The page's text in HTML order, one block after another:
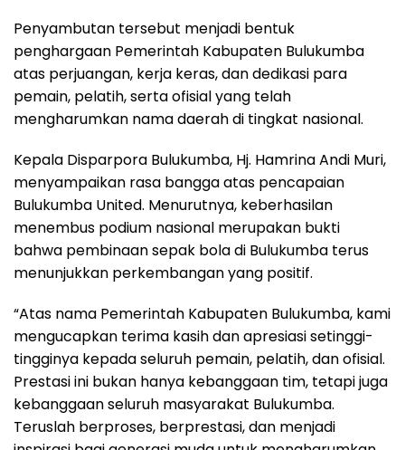
Penyambutan tersebut menjadi bentuk
penghargaan Pemerintah Kabupaten Bulukumba
atas perjuangan, kerja keras, dan dedikasi para
pemain, pelatih, serta ofisial yang telah
mengharumkan nama daerah di tingkat nasional.
Kepala Disparpora Bulukumba, Hj. Hamrina Andi Muri,
menyampaikan rasa bangga atas pencapaian
Bulukumba United. Menurutnya, keberhasilan
menembus podium nasional merupakan bukti
bahwa pembinaan sepak bola di Bulukumba terus
menunjukkan perkembangan yang positif.
“Atas nama Pemerintah Kabupaten Bulukumba, kami
mengucapkan terima kasih dan apresiasi setinggi-
tingginya kepada seluruh pemain, pelatih, dan ofisial.
Prestasi ini bukan hanya kebanggaan tim, tetapi juga
kebanggaan seluruh masyarakat Bulukumba.
Teruslah berproses, berprestasi, dan menjadi